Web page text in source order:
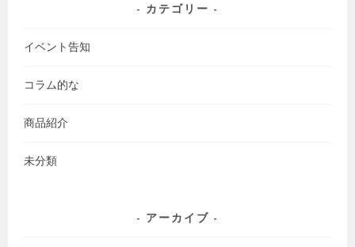
カテゴリー
イベント告知
コラム的な
商品紹介
未分類
アーカイブ